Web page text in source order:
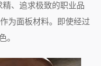
、追求极致的职业品
为面板材料。即使经过
。